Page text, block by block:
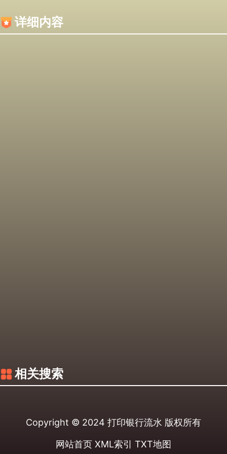
详细内容
相关搜索
Copyright © 2024 打印银行流水 版权所有
网站首页 XML索引 TXT地图